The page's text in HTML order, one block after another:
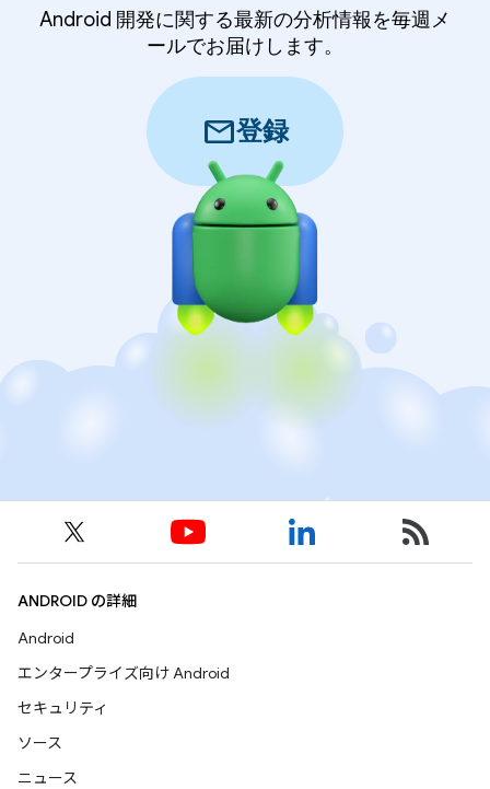
Android 開発に関する最新の分析情報を毎週メ
ールでお届けします。
mail登録
ANDROID の詳細
Android
エンタープライズ向け Android
セキュリティ
ソース
ニュース